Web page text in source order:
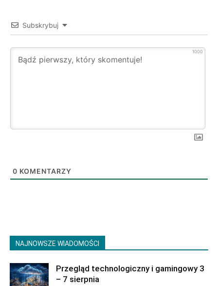
Subskrybuj
1000
0 KOMENTARZY
NAJNOWSZE WIADOMOŚCI
Przegląd technologiczny i gamingowy 3
– 7 sierpnia